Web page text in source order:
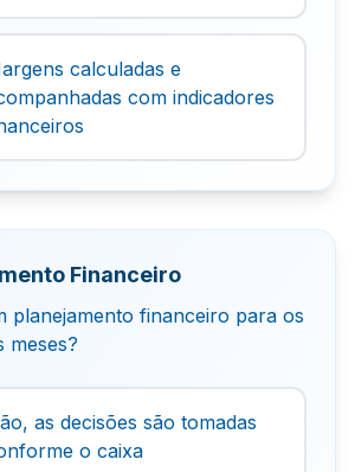
calculadas e
com indicadores
Financeiro
planejamento financeiro para os
meses?
as decisões são tomadas
o caixa